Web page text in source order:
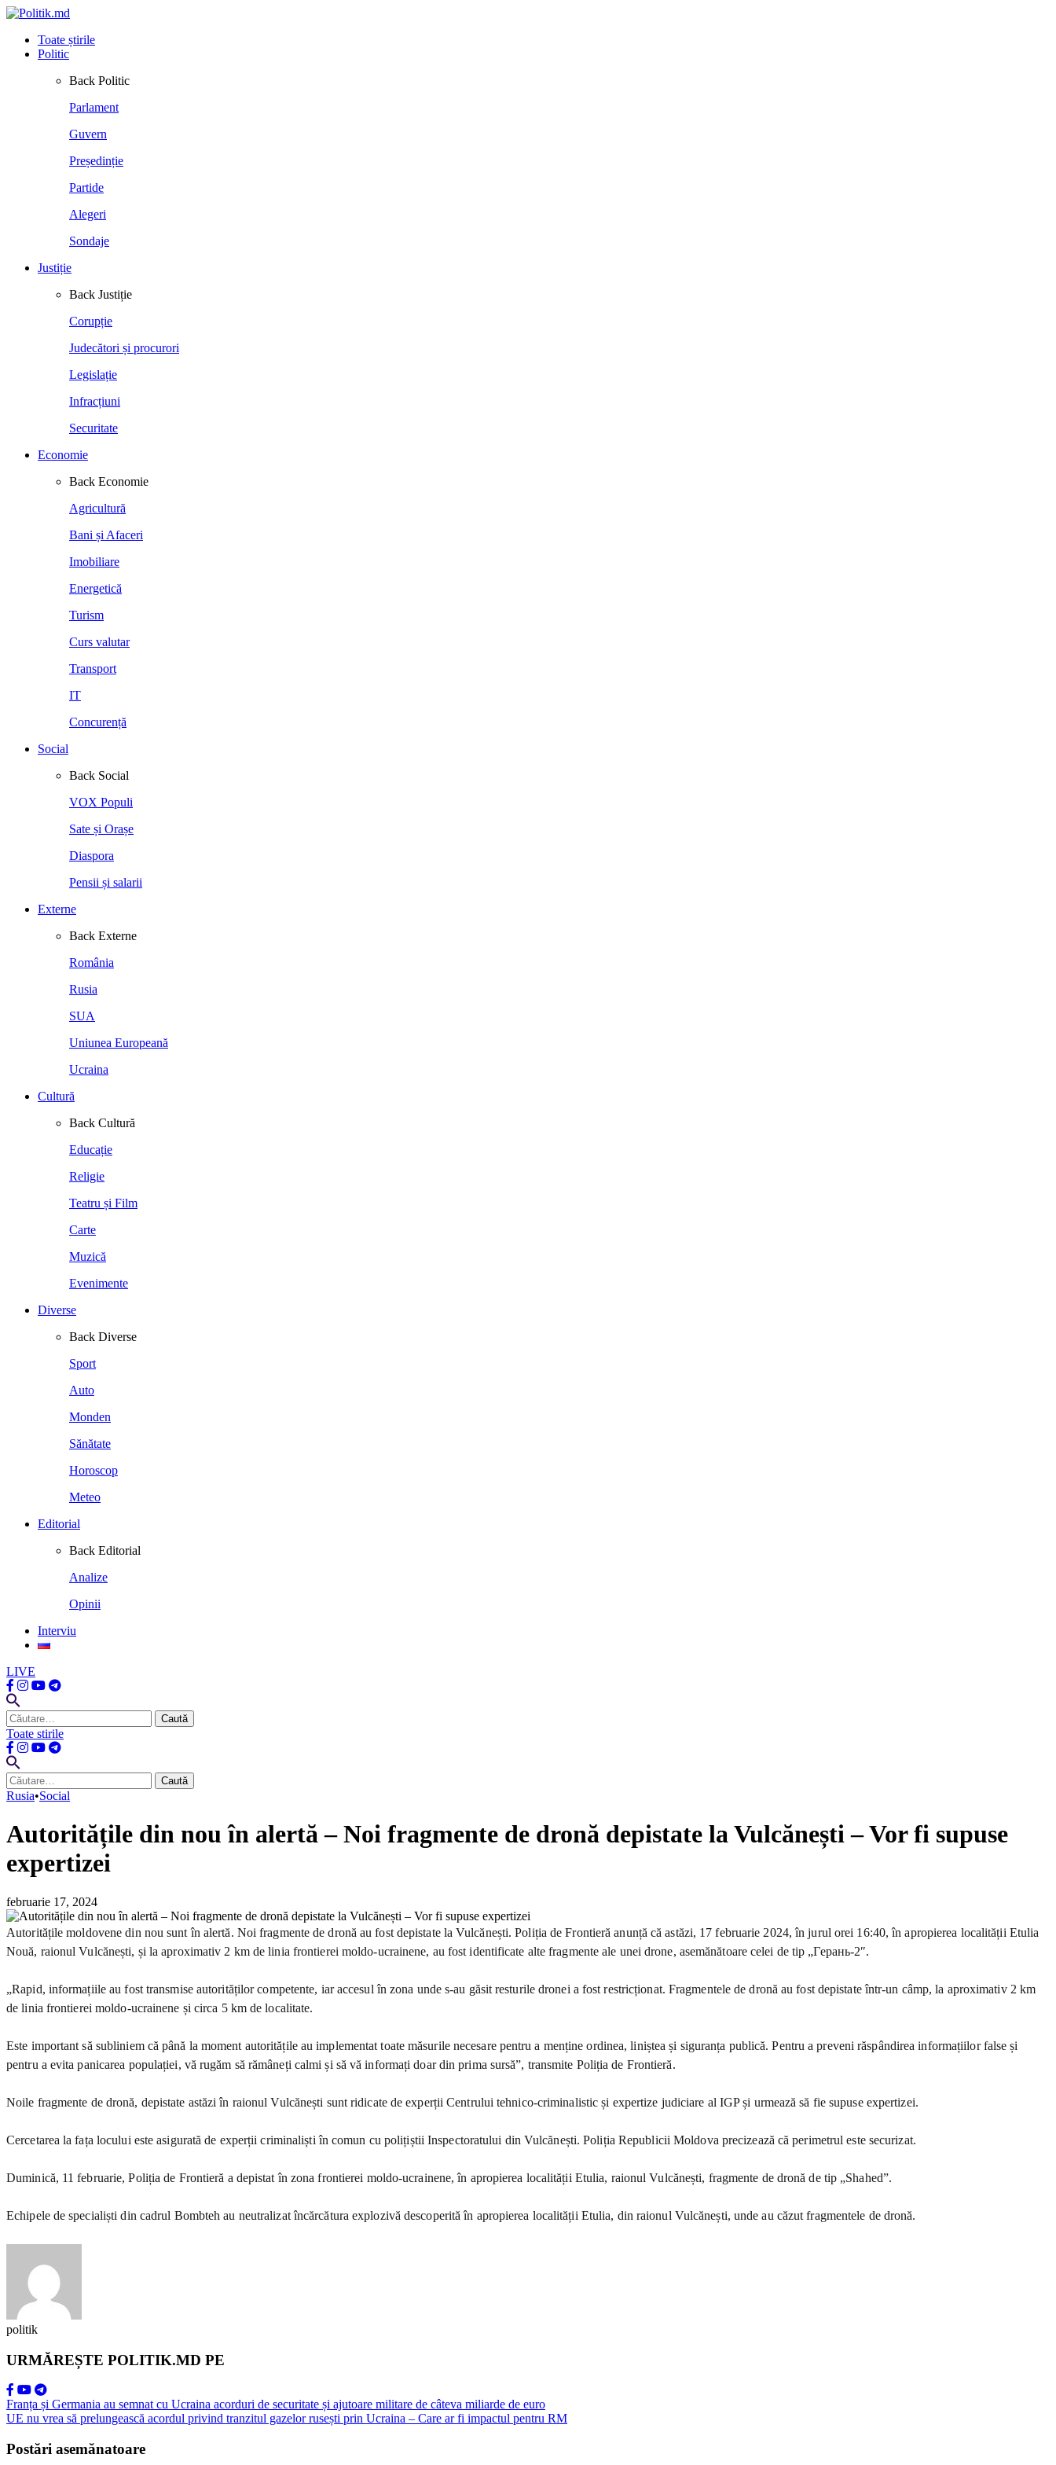
Toate știrile
Politic
Back Politic
Parlament
Guvern
Președinție
Partide
Alegeri
Sondaje
Justiție
Back Justiție
Corupție
Judecători și procurori
Legislație
Infracțiuni
Securitate
Economie
Back Economie
Agricultură
Bani și Afaceri
Imobiliare
Energetică
Turism
Curs valutar
Transport
IT
Concurență
Social
Back Social
VOX Populi
Sate și Orașe
Diaspora
Pensii și salarii
Externe
Back Externe
România
Rusia
SUA
Uniunea Europeană
Ucraina
Cultură
Back Cultură
Educație
Religie
Teatru și Film
Carte
Muzică
Evenimente
Diverse
Back Diverse
Sport
Auto
Monden
Sănătate
Horoscop
Meteo
Editorial
Back Editorial
Analize
Opinii
Interviu
LIVE
Caută
după:
Toate stirile
Caută
după:
Rusia•Social
Autoritățile din nou în alertă – Noi fragmente de dronă depistate la Vulcănești – Vor fi supuse
expertizei
februarie 17, 2024
Autoritățile moldovene din nou sunt în alertă. Noi fragmente de dronă au fost depistate la Vulcănești. Poliția de Frontieră anunță că astăzi, 17 februarie 2024, în jurul orei 16:40, în apropierea localității Etulia
Nouă, raionul Vulcănești, și la aproximativ 2 km de linia frontierei moldo-ucrainene, au fost identificate alte fragmente ale unei drone, asemănătoare celei de tip „Герань-2″.
„Rapid, informațiile au fost transmise autorităților competente, iar accesul în zona unde s-au găsit resturile dronei a fost restricționat. Fragmentele de dronă au fost depistate într-un câmp, la aproximativ 2 km
de linia frontierei moldo-ucrainene și circa 5 km de localitate.
Este important să subliniem că până la moment autoritățile au implementat toate măsurile necesare pentru a menține ordinea, liniștea și siguranța publică. Pentru a preveni răspândirea informațiilor false și
pentru a evita panicarea populației, vă rugăm să rămâneți calmi și să vă informați doar din prima sursă”, transmite Poliția de Frontieră.
Noile fragmente de dronă, depistate astăzi în raionul Vulcănești sunt ridicate de experții Centrului tehnico-criminalistic și expertize judiciare al IGP și urmează să fie supuse expertizei.
Cercetarea la fața locului este asigurată de experții criminaliști în comun cu polițiștii Inspectoratului din Vulcănești. Poliția Republicii Moldova precizează că perimetrul este securizat.
Duminică, 11 februarie, Poliția de Frontieră a depistat în zona frontierei moldo-ucrainene, în apropierea localității Etulia, raionul Vulcănești, fragmente de dronă de tip „Shahed”.
Echipele de specialiști din cadrul Bombteh au neutralizat încărcătura explozivă descoperită în apropierea localității Etulia, din raionul Vulcănești, unde au căzut fragmentele de dronă.
politik
URMĂREȘTE POLITIK.MD PE
Franța și Germania au semnat cu Ucraina acorduri de securitate și ajutoare militare de câteva miliarde de euro
UE nu vrea să prelungească acordul privind tranzitul gazelor rusești prin Ucraina – Care ar fi impactul pentru RM
Postări asemănatoare